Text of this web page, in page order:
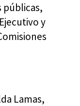
públicas,
y
Lamas,